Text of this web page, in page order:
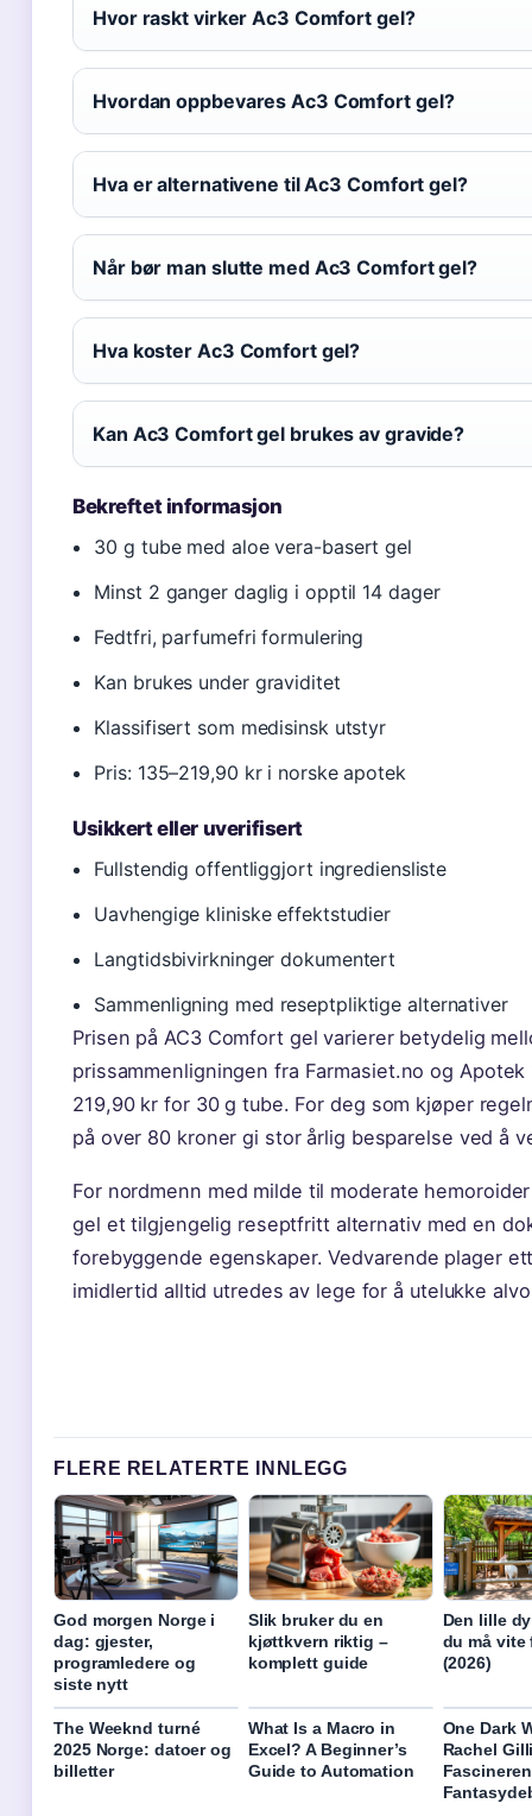
Hvor raskt virker Ac3 Comfort gel?
Hvordan oppbevares Ac3 Comfort gel?
Hva er alternativene til Ac3 Comfort gel?
Når bør man slutte med Ac3 Comfort gel?
Hva koster Ac3 Comfort gel?
Kan Ac3 Comfort gel brukes av gravide?
Bekreftet informasjon
30 g tube med aloe vera-basert gel
Minst 2 ganger daglig i opptil 14 dager
Fedtfri, parfumefri formulering
Kan brukes under graviditet
Klassifisert som medisinsk utstyr
Pris: 135–219,90 kr i norske apotek
Usikkert eller uverifisert
Fullstendig offentliggjort ingrediensliste
Uavhengige kliniske effektstudier
Langtidsbivirkninger dokumentert
Sammenligning med reseptpliktige alternativer
Prisen på AC3 Comfort gel varierer betydelig
prissammenligningen fra Farmasiet.no og
219,90 kr for 30 g tube. For deg som kjøper
på over 80 kroner gi stor årlig besparelse ved å
For nordmenn med milde til moderate
gel et tilgjengelig reseptfritt alternativ med en
forebyggende egenskaper. Vedvarende plager
imidlertid alltid utredes av lege for å utelukke
FLERE RELATERTE INNLEGG
God morgen Norge i
dag: gjester,
programledere og
siste nytt
Slik bruker du en
kjøttkvern riktig –
komplett guide
Den lille
du må vite
(2026)
The Weeknd turné
2025 Norge: datoer og
billetter
What Is a Macro in
Excel? A Beginner’s
Guide to Automation
One Dark
Rachel